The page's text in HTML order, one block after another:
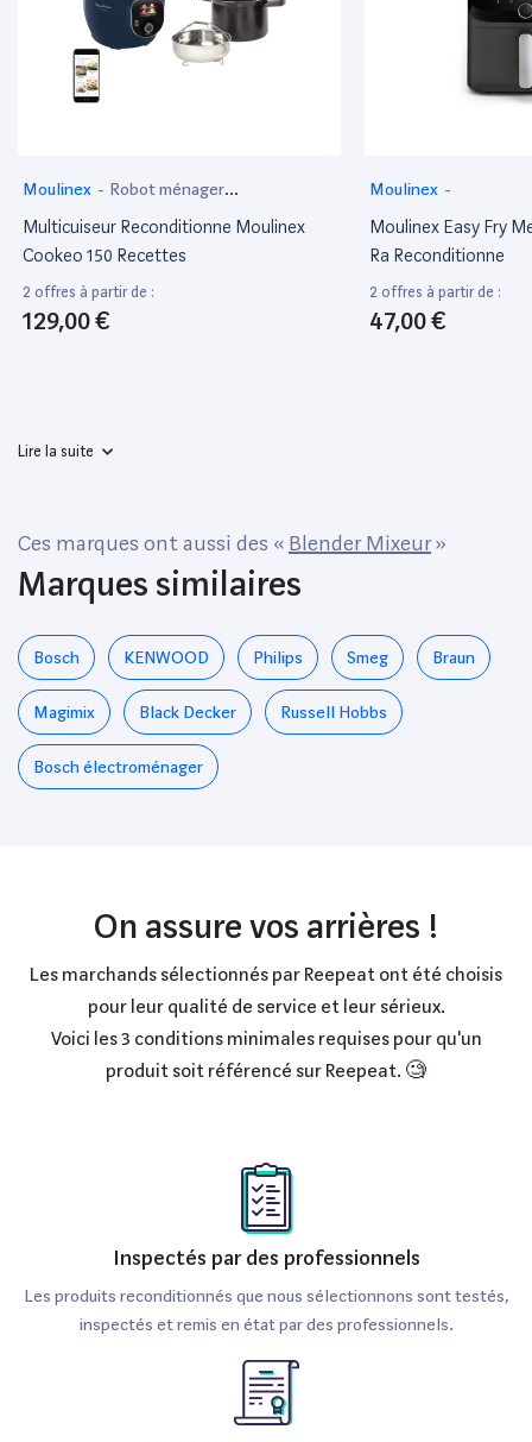
Moulinex - Robot ménager
multifonctions
Multicuiseur Reconditionne Moulinex
Cookeo 150 Recettes
2 offres à partir de :
129,00 €
Moulinex -
Moulinex Easy Fry
Ra Reconditionne
2 offres à partir de :
47,00 €
Lire la suite
Ces marques ont aussi des « Blender Mixeur»
Marques similaires
Bosch KENWOOD Philips Smeg Braun
Magimix Black Decker Russell Hobbs
Bosch électroménager
On assure vos arrières !
Les marchands sélectionnés par Reepeat ont été choisis
pour leur qualité de service et leur sérieux.
Voici les 3 conditions minimales requises pour qu'un
produit soit référencé sur Reepeat. 🧐
Inspectés par des professionnels
Les produits reconditionnés que nous sélectionnons sont testés,
inspectés et remis en état par des professionnels.